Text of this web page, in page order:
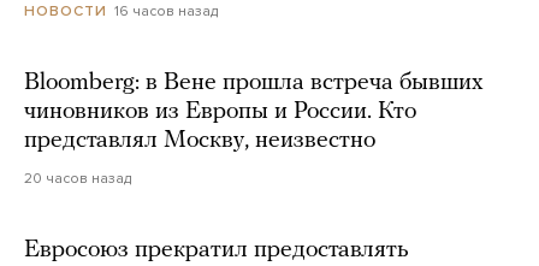
НОВОСТИ 16 часов назад
Bloomberg: в Вене прошла встреча бывших
чиновников из Европы и России. Кто
представлял Москву, неизвестно
20 часов назад
Евросоюз прекратил предоставлять